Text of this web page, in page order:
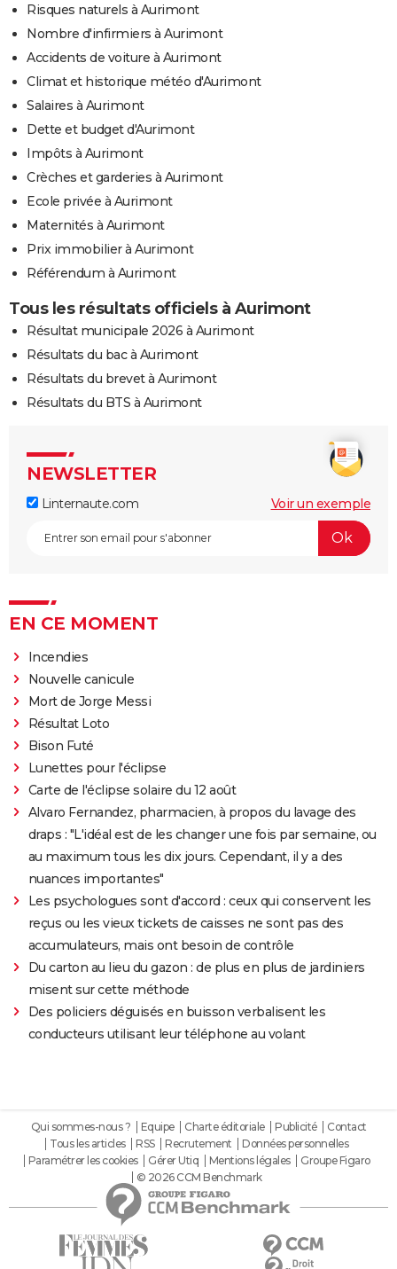
Risques naturels à Aurimont
Nombre d'infirmiers à Aurimont
Accidents de voiture à Aurimont
Climat et historique météo d'Aurimont
Salaires à Aurimont
Dette et budget d'Aurimont
Impôts à Aurimont
Crèches et garderies à Aurimont
Ecole privée à Aurimont
Maternités à Aurimont
Prix immobilier à Aurimont
Référendum à Aurimont
Tous les résultats officiels à Aurimont
Résultat municipale 2026 à Aurimont
Résultats du bac à Aurimont
Résultats du brevet à Aurimont
Résultats du BTS à Aurimont
NEWSLETTER
Linternaute.com Voir un exemple
EN CE MOMENT
Incendies
Nouvelle canicule
Mort de Jorge Messi
Résultat Loto
Bison Futé
Lunettes pour l'éclipse
Carte de l'éclipse solaire du 12 août
Alvaro Fernandez, pharmacien, à propos du lavage des
draps : "L'idéal est de les changer une fois par semaine, ou
au maximum tous les dix jours. Cependant, il y a des
nuances importantes"
Les psychologues sont d'accord : ceux qui conservent les
reçus ou les vieux tickets de caisses ne sont pas des
accumulateurs, mais ont besoin de contrôle
Du carton au lieu du gazon : de plus en plus de jardiniers
misent sur cette méthode
Des policiers déguisés en buisson verbalisent les
conducteurs utilisant leur téléphone au volant
Qui sommes-nous ? Equipe Charte éditoriale Publicité
Contact
Tous les articles
RSS Recrutement
Données personnelles
Paramétrer les cookies
Gérer Utiq Mentions légales
Groupe Figaro
© 2026 CCM Benchmark